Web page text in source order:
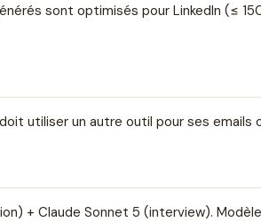
sont optimisés pour LinkedIn (≤
utiliser un autre outil pour ses emails
+ Claude Sonnet 5 (interview).